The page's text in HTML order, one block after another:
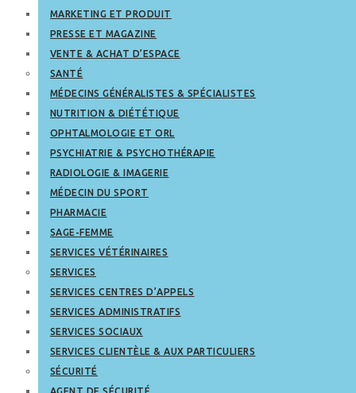
MARKETING ET PRODUIT
PRESSE ET MAGAZINE
VENTE & ACHAT D’ESPACE
SANTÉ
MÉDECINS GÉNÉRALISTES & SPÉCIALISTES
NUTRITION & DIÉTÉTIQUE
OPHTALMOLOGIE ET ORL
PSYCHIATRIE & PSYCHOTHÉRAPIE
RADIOLOGIE & IMAGERIE
MÉDECIN DU SPORT
PHARMACIE
SAGE-FEMME
SERVICES VÉTÉRINAIRES
SERVICES
SERVICES CENTRES D’APPELS
SERVICES ADMINISTRATIFS
SERVICES SOCIAUX
SERVICES CLIENTÈLE & AUX PARTICULIERS
SÉCURITÉ